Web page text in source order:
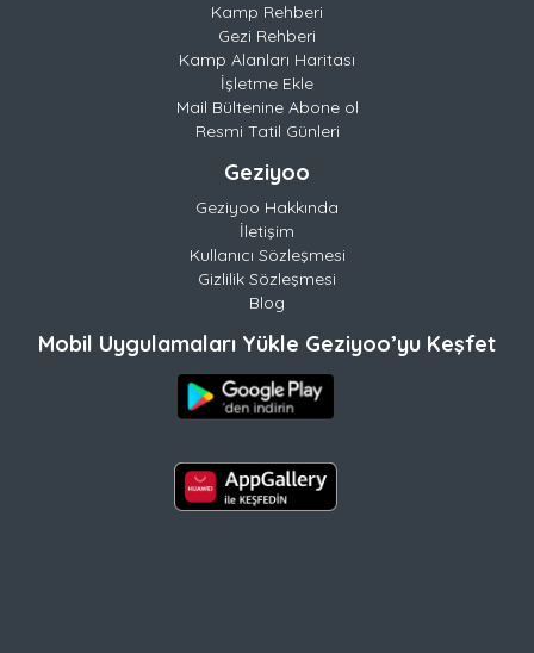
Kamp Rehberi
Gezi Rehberi
Kamp Alanları Haritası
İşletme Ekle
Mail Bültenine Abone ol
Resmi Tatil Günleri
Geziyoo
Geziyoo Hakkında
İletişim
Kullanıcı Sözleşmesi
Gizlilik Sözleşmesi
Blog
Mobil Uygulamaları Yükle Geziyoo’yu Keşfet